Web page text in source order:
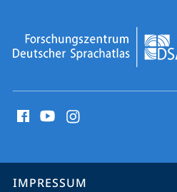
Media
Service-
IMPRESSUM